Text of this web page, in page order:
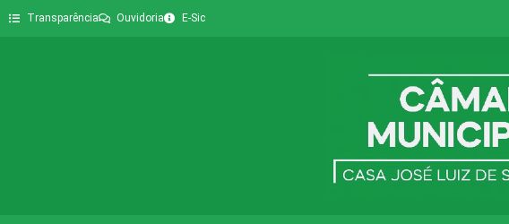
Transparência Ouvidoria E-Sic